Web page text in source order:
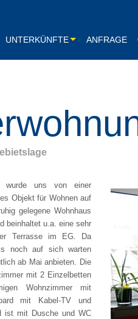
UNTERKÜNFTE
2 Zi-Wohnung
Doppel- & Mehrbettzimmer
Einzelzimmer
Häuser
Kartensuche
Ferienhaus
ANFRAGE
wurde uns von einer
Objekt für Wohnen auf
gelegene Wohnhaus
beinhaltet u.a. eine sehr
Terrasse im EG. Da
noch auf sich warten
ab Mai anbieten. Die
mit 2 Einzelbetten
Wohnzimmer mit
mit Kabel-TV und
ist mit Dusche und WC